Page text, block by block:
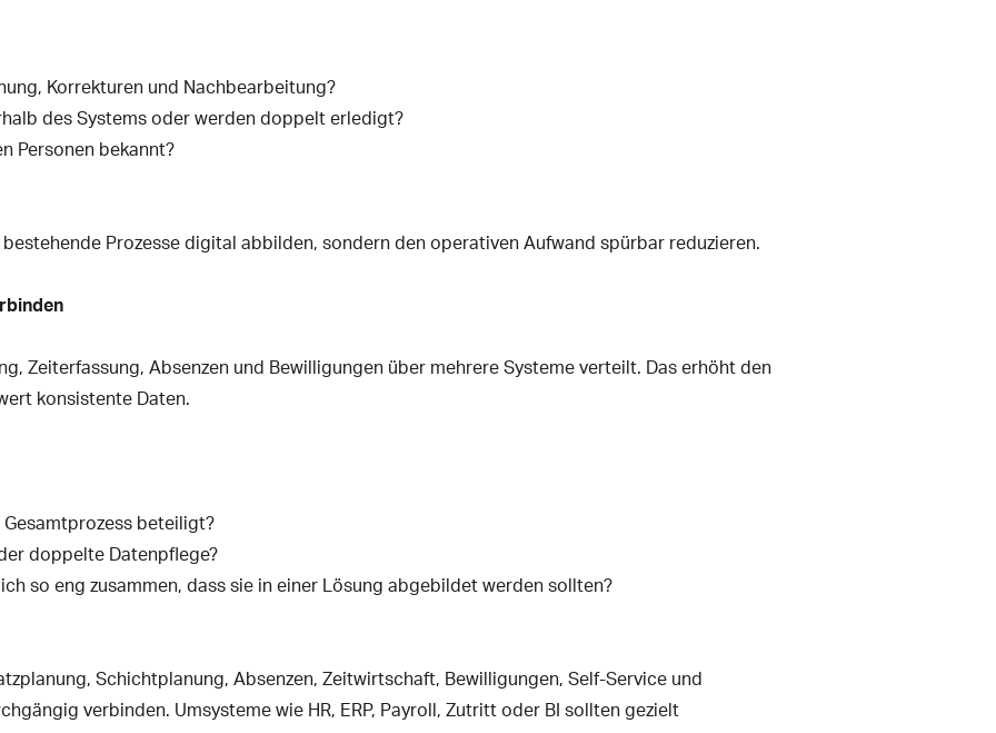
Korrekturen und Nachbearbeitung?
des Systems oder werden doppelt erledigt?
Personen bekannt?
Prozesse digital abbilden, sondern den operativen Aufwand spürbar reduzieren.
Zeiterfassung, Absenzen und Bewilligungen über mehrere Systeme verteilt. Das erhöht den
konsistente Daten.
beteiligt?
doppelte Datenpflege?
so eng zusammen, dass sie in einer Lösung abgebildet werden sollten?
Schichtplanung, Absenzen, Zeitwirtschaft, Bewilligungen, Self-Service und
verbinden. Umsysteme wie HR, ERP, Payroll, Zutritt oder BI sollten gezielt